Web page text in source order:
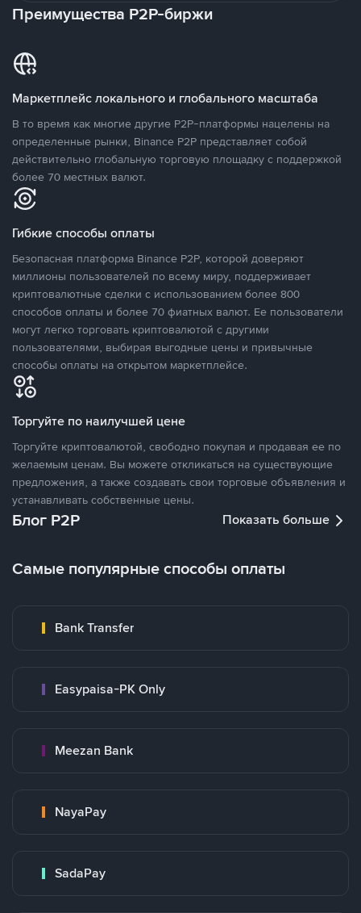
Преимущества P2P-биржи
Маркетплейс локального и глобального масштаба
В то время как многие другие P2P-платформы нацелены на
определенные рынки, Binance P2P представляет собой
действительно глобальную торговую площадку с поддержкой
более 70 местных валют.
Гибкие способы оплаты
Безопасная платформа Binance P2P, которой доверяют
миллионы пользователей по всему миру, поддерживает
криптовалютные сделки с использованием более 800
способов оплаты и более 70 фиатных валют. Ее пользователи
могут легко торговать криптовалютой с другими
пользователями, выбирая выгодные цены и привычные
способы оплаты на открытом маркетплейсе.
Торгуйте по наилучшей цене
Торгуйте криптовалютой, свободно покупая и продавая ее по
желаемым ценам. Вы можете откликаться на существующие
предложения, а также создавать свои торговые объявления и
устанавливать собственные цены.
Блог P2P Показать больше
Самые популярные способы оплаты
Bank Transfer
Easypaisa-PK Only
Meezan Bank
NayaPay
SadaPay